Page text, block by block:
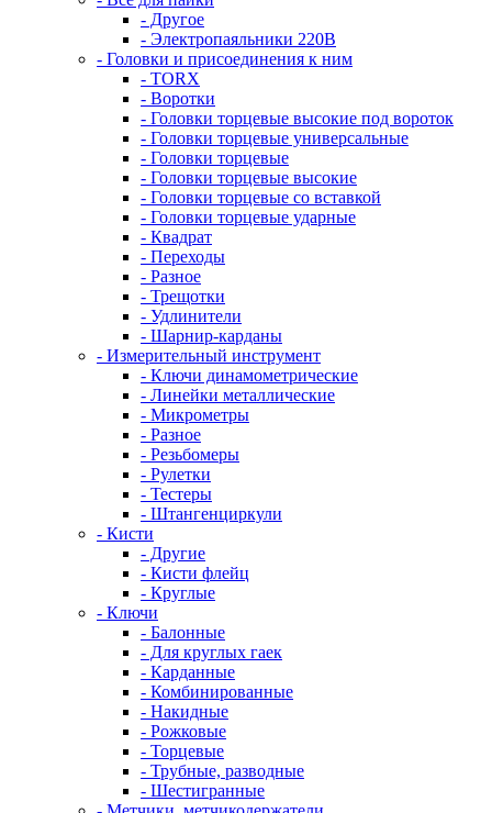
- Другое
- Электропаяльники 220В
- Головки и присоединения к ним
- TORX
- Воротки
- Головки торцевые высокие под вороток
- Головки торцевые универсальные
- Головки торцевые
- Головки торцевые высокие
- Головки торцевые со вставкой
- Головки торцевые ударные
- Квадрат
- Переходы
- Разное
- Трещотки
- Удлинители
- Шарнир-карданы
- Измерительный инструмент
- Ключи динамометрические
- Линейки металлические
- Микрометры
- Разное
- Резьбомеры
- Рулетки
- Тестеры
- Штангенциркули
- Кисти
- Другие
- Кисти флейц
- Круглые
- Ключи
- Балонные
- Для круглых гаек
- Карданные
- Комбинированные
- Накидные
- Рожковые
- Торцевые
- Трубные, разводные
- Шестигранные